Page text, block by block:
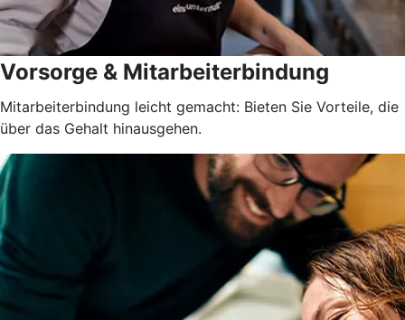
Vorsorge & Mitarbeiterbindung
Mitarbeiterbindung leicht gemacht: Bieten Sie Vorteile, die
über das Gehalt hinausgehen.